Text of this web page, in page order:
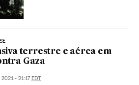
terrestre e aérea em
Gaza
2021 - 21:17EDT